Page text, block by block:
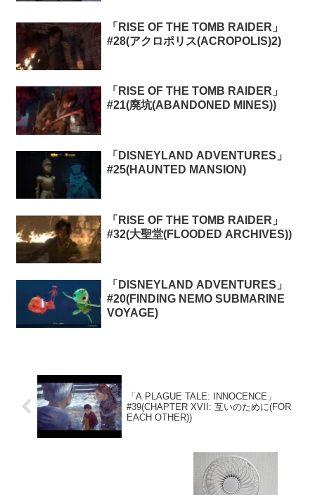
「RISE OF THE TOMB RAIDER」
#28(アクロポリス(ACROPOLIS)2)
「RISE OF THE TOMB RAIDER」
#21(廃坑(ABANDONED MINES))
「DISNEYLAND ADVENTURES」
#25(HAUNTED MANSION)
「RISE OF THE TOMB RAIDER」
#32(大聖堂(FLOODED ARCHIVES))
「DISNEYLAND ADVENTURES」
#20(FINDING NEMO SUBMARINE
VOYAGE)
「A PLAGUE TALE: INNOCENCE」
#39(CHAPTER XVII: 互いのために(FOR
EACH OTHER))